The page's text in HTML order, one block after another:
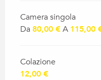
Camera singola
Da 80,00 €A 115,00
Colazione
12,00 €